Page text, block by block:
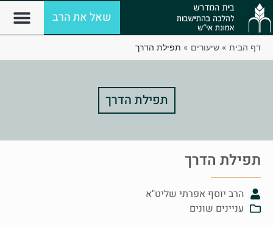
שאל את הרב
דף הבית » שיעורים » תפילת הדרך
תפילת הדרך
תפילת הדרך
הרב יוסף אפרתי שליט"א
עניינים שונים